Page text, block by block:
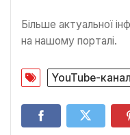
Більше актуальної
на нашому порталі.
YouTube-